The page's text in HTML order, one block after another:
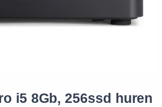
i5 8Gb, 256ssd huren